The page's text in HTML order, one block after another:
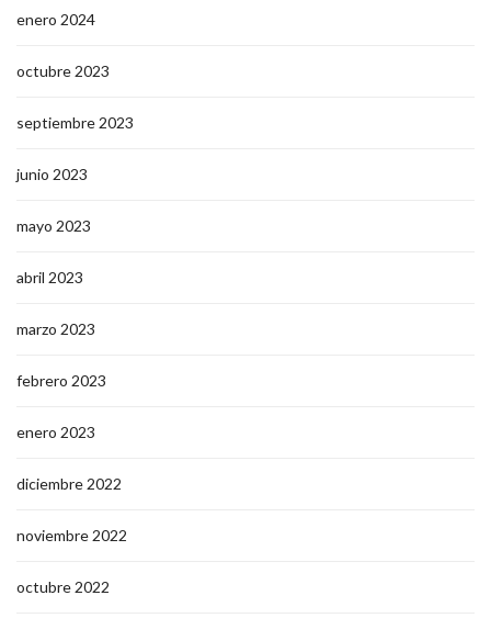
enero 2024
octubre 2023
septiembre 2023
junio 2023
mayo 2023
abril 2023
marzo 2023
febrero 2023
enero 2023
diciembre 2022
noviembre 2022
octubre 2022